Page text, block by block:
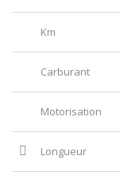
Km
Carburant
Motorisation
Longueur